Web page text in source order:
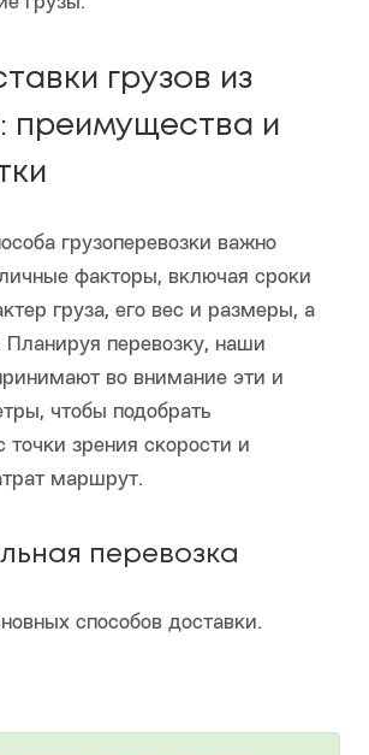
грузов из
преимущества и
грузоперевозки важно
факторы, включая сроки
груза, его вес и размеры, а
перевозку, наши
во внимание эти и
чтобы подобрать
зрения скорости и
маршрут.
перевозка
способов доставки.